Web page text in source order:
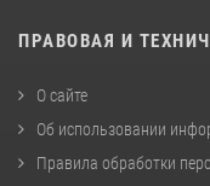
ПРАВОВАЯ И
О сайте
Об использовании
Правила обработки